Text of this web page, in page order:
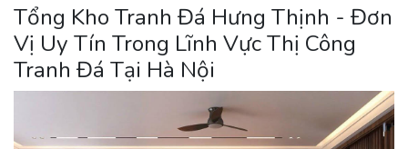
Tổng Kho Tranh Đá Hưng Thịnh - Đơn
Vị Uy Tín Trong Lĩnh Vực Thị Công
Tranh Đá Tại Hà Nội